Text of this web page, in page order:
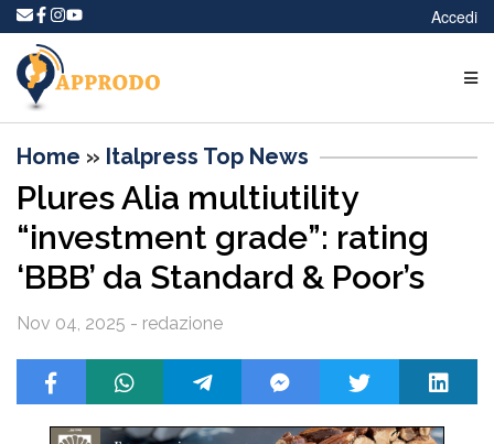
Accedi
Home » Italpress Top News
Plures Alia multiutility
“investment grade”: rating
‘BBB’ da Standard & Poor’s
Nov 04, 2025 - redazione